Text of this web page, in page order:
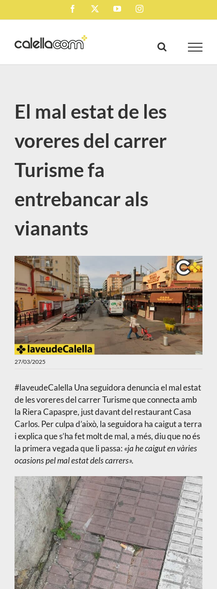
to
Facebook YouTubeInstagram
El mal estat de les
voreres del carrer
Turisme fa
entrebancar als
vianants
27/03/2025
#laveudeCalella Una seguidora denuncia el mal estat
de les voreres del carrer Turisme que connecta amb
la Riera Capaspre, just davant del restaurant Casa
Carlos. Per culpa d’això, la seguidora ha caigut a terra
i explica que s’ha fet molt de mal, a més, diu que no és
la primera vegada que li passa: «ja he caigut en vàries
ocasions pel mal estat dels carrers».